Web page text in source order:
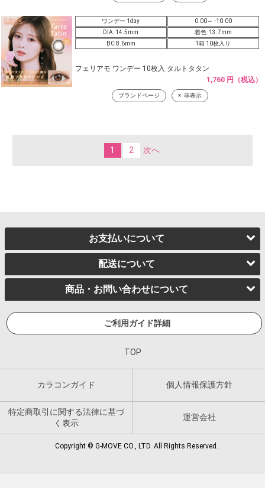
ワンデー 1day
0.00～ -10.00
DIA: 14.5mm
着色: 13.7mm
BC 8.6mm
1箱 10枚入り
フェリアモ ワンデー 10枚入 タルトタタン
1,760 円（税込）
ブランドページ 非表示
1 2 次へ
お支払いについて
配送について
商品・お問い合わせについて
ご利用ガイド詳細
TOP
カラコンガイド 個人情報保護方針
特定商取引に関する法律に基づ
く表示
運営会社
Copyright © G-MOVE CO., LTD. All Rights Reserved.